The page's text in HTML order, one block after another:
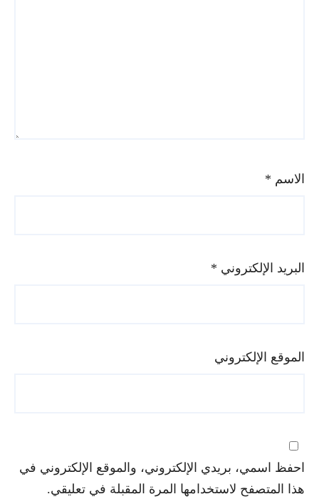
الاسم*
البريد الإلكتروني*
الموقع الإلكتروني
احفظ اسمي، بريدي الإلكتروني، والموقع الإلكتروني في
هذا المتصفح لاستخدامها المرة المقبلة في تعليقي.